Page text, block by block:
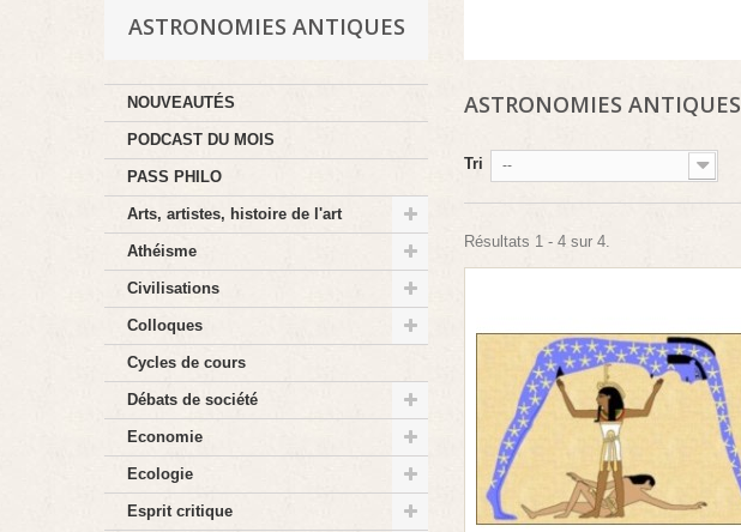
ASTRONOMIES ANTIQUES
NOUVEAUTÉS
PODCAST DU MOIS
PASS PHILO
Arts, artistes, histoire de l'art
Athéisme
Civilisations
Colloques
Cycles de cours
Débats de société
Economie
Ecologie
Esprit critique
ASTRONOMIES ANTIQUES
Tri --
Résultats 1 - 4 sur 4.